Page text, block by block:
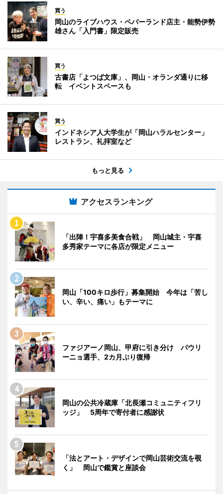
買う
岡山のライブハウス・ペパーランド店主・能勢伊勢
雄さん「入門書」限定販売
買う
古書店「よつば文庫」、岡山・オランダ通りに移
転 イベントスペースも
買う
インドネシア人大学生が「岡山ハラルセンター」
レストラン、礼拝室など
もっと見る
アクセスランキング
「出陣！宇喜多美食合戦」 岡山城主・宇喜
多秀家テーマに各店が限定メニュー
岡山「100キロ歩行」募集開始 今年は「苦し
い、辛い、痛い」もテーマに
ファジアーノ岡山、甲府に引き分け パウリ
ーニョ選手、2カ月ぶり復帰
岡山の公共冷蔵庫「北長瀬コミュニティフリ
ッジ」 5周年で寄付者に感謝状
「法とアート・デザインで岡山芸術交流を覗
く」 岡山で鑑賞と座談会